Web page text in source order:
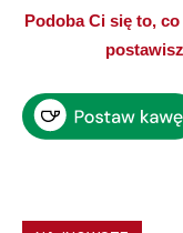
Podoba Ci się to,